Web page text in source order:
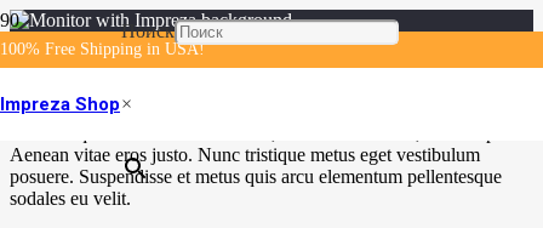
100% Free Shipping in USA!
Impreza Shop
Поиск
×
About Project
Aenean vitae eros justo. Nunc tristique metus eget vestibulum
posuere. Suspendisse et metus quis arcu elementum pellentesque
sodales eu velit.